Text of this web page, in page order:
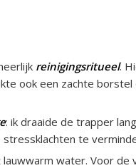
reinigingsritueel.
ook een zachte borstel
: ik draaide de trapper
te
water. Voor de